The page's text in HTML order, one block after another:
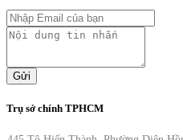
Gửi
Trụ sở chính TPHCM